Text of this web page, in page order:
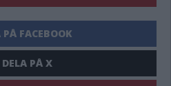
PÅ FACEBOOK
DELA PÅ X